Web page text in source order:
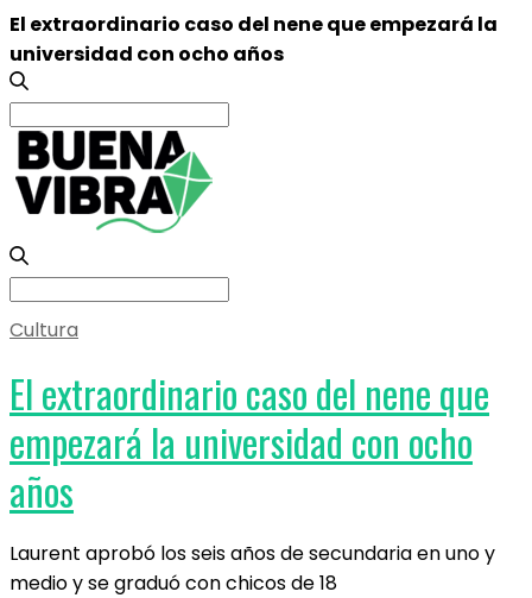
El extraordinario caso del nene que empezará la
universidad con ocho años
Search
for:
Search
Cultura
El extraordinario caso del nene que
empezará la universidad con ocho
años
Laurent aprobó los seis años de secundaria en uno y
medio y se graduó con chicos de 18